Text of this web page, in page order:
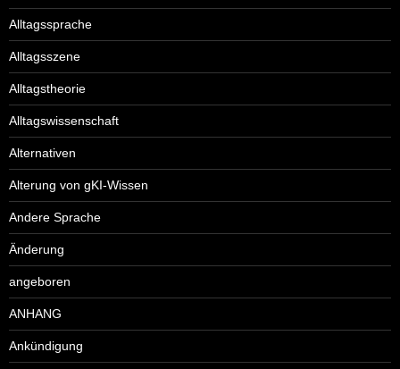
Alltagssprache
Alltagsszene
Alltagstheorie
Alltagswissenschaft
Alternativen
Alterung von gKI-Wissen
Andere Sprache
Änderung
angeboren
ANHANG
Ankündigung